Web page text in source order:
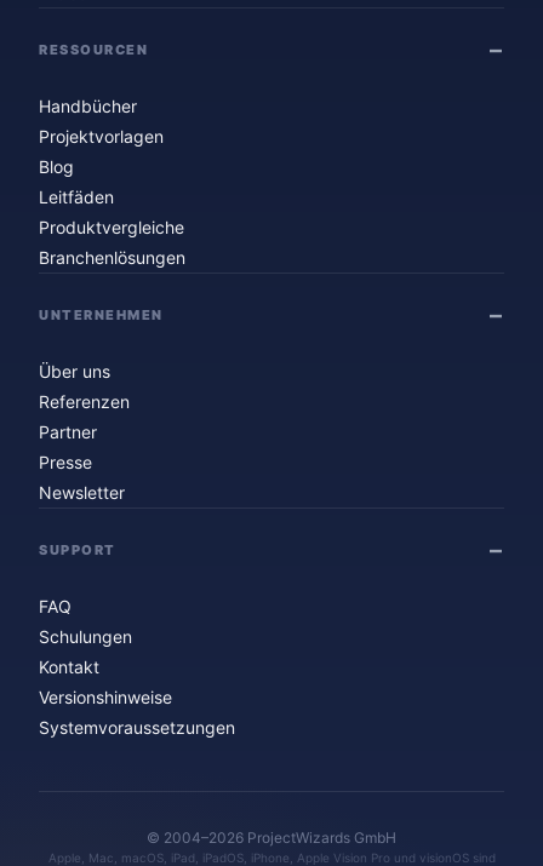
RESSOURCEN
Handbücher
Projektvorlagen
Blog
Leitfäden
Produktvergleiche
Branchenlösungen
UNTERNEHMEN
Über uns
Referenzen
Partner
Presse
Newsletter
SUPPORT
FAQ
Schulungen
Kontakt
Versionshinweise
Systemvoraussetzungen
© 2004–2026 ProjectWizards GmbH
Apple, Mac, macOS, iPad, iPadOS, iPhone, Apple Vision Pro und visionOS sind